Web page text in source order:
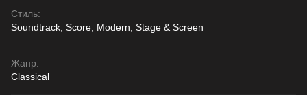
Стиль:
Soundtrack, Score, Modern, Stage & Screen
Жанр:
Classical